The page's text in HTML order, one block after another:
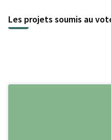
Les projets soumis au